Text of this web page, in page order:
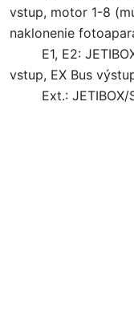
vstup, motor 1-8
naklonenie
E1, E2:
vstup, EX Bus
Ext.: JETIBOX/